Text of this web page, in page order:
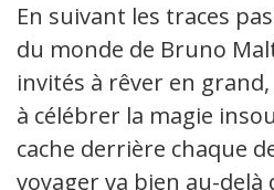
En suivant les traces
du monde de Bruno
invités à rêver en grand,
à célébrer la magie
cache derrière chaque
voyager va bien au-